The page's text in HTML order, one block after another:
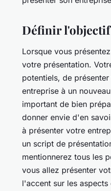
Définir l'objectif
Lorsque vous
votre présentation.
potentiels, de
entreprise à un
important de bien
donner envie d'en
à présenter votre
un script de
mentionnerez tous les
vous allez présenter
l'accent sur les